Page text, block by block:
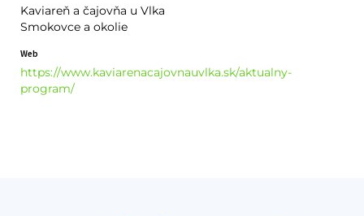
Kaviareň a čajovňa u Vlka
Smokovce a okolie
Web
https://www.kaviarenacajovnauvlka.sk/aktualny-
program/